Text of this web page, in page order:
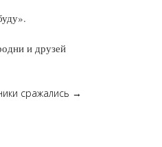
и друзей
сражались →